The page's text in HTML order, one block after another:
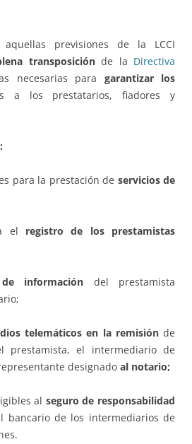
previsiones de la LCCI
transposiciónde la Directiva
necesarias para garantizar los
a los prestatarios, fiadores y
para la prestación de servicios de
el registro de los prestamistas
información del prestamista
telemáticos en la remisiónde
prestamista, el intermediario de
designado al notario;
al seguro de responsabilidad
bancario de los intermediarios de